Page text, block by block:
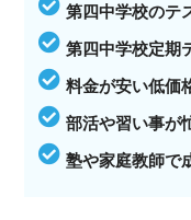
第四中学校のテ
第四中学校定期
料金が安い低価
部活や習い事が
塾や家庭教師で